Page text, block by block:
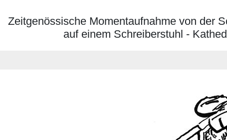
Zeitgenössische Momentaufnahme von der
auf einem Schreiberstuhl -